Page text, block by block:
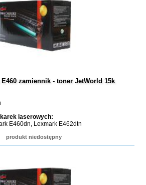
zamiennik - toner JetWorld 15k
laserowych:
E460dn, Lexmark E462dtn
produkt niedostępny